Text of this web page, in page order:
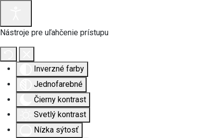
Nástroje pre uľahčenie prístupu
Inverzné farby
Jednofarebné
Čierny kontrast
Svetlý kontrast
Nízka sýtosť